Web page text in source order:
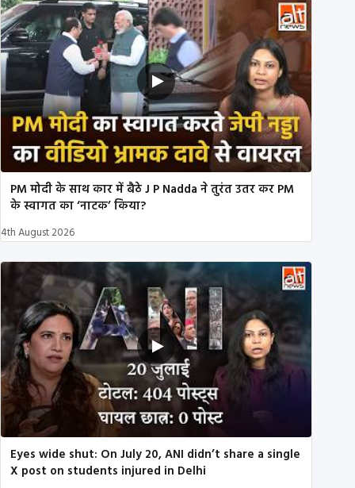
PM मोदी के साथ कार में बैठे J P Nadda ने तुरंत उतर कर PM
के स्वागत का ‘नाटक’ किया?
4th August 2026
Eyes wide shut: On July 20, ANI didn’t share a single
X post on students injured in Delhi